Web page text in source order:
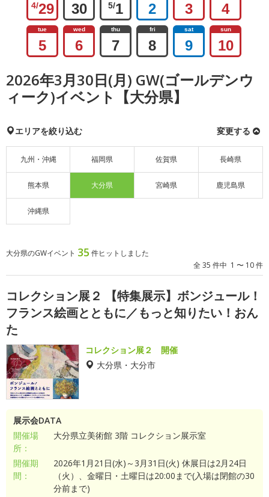
4/29 30 5/1 2 3 4
tue
5
wed
6
thu
7
fri
8
sat
9
sun
10
2026年3月30日(月) GW(ゴールデンウ
ィーク)イベント【大分県】
エリアを絞り込む 変更する
九州・沖縄 福岡県 佐賀県 長崎県
熊本県 大分県 宮崎県 鹿児島県
沖縄県
大分県のGWイベント 35 件ヒットしました
全 35 件中 1 〜 10 件
コレクション展２ 【特集展示】ボンジュール！
フランス絵画とともに／もっと知りたい！おん
た
コレクション展２ 開催
大分県・大分市
展示会DATA
開催場
所：
大分県立美術館 3階 コレクション展示室
開催期
間：
2026年1月21日(水)～3月31日(火) 休展日は2月24日
（火）、金曜日・土曜日は20:00まで(入場は閉館の30
分前まで)